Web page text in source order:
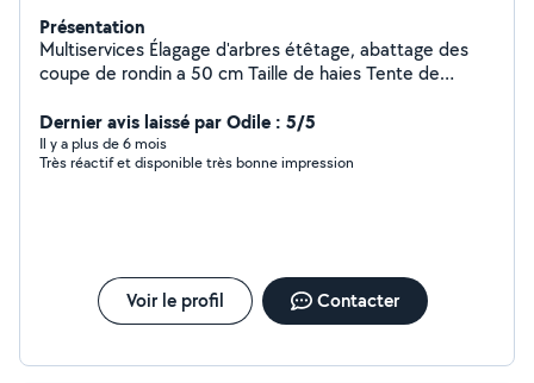
Présentation
Multiservices Élagage d'arbres étêtage, abattage des
coupe de rondin a 50 cm Taille de haies Tente de
clôture Nettoyage de gouttière Traitement anti mousse
sur toiture Devis gratuit. Travaux avec nacelle non
facturé. Déplacement de distance
Dernier avis laissé par Odile : 5/5
Il y a plus de 6 mois
Très réactif et disponible très bonne impression
Voir le profil Contacter